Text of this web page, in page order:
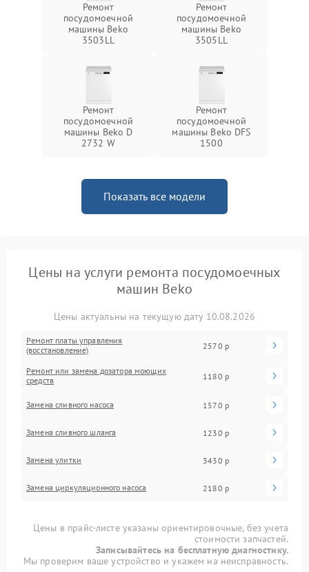
Ремонт
посудомоечной
машины Beko
3503LL
Ремонт
посудомоечной
машины Beko
3505LL
Ремонт
посудомоечной
машины Beko D
2732 W
Ремонт
посудомоечной
машины Beko DFS
1500
Показать все модели
Цены на услуги ремонта посудомоечных
машин Beko
Цены актуальны на текущую дату 10.08.2026
Ремонт платы управления
(восстановление)
2570 р
Ремонт или замена дозатора моющих
средств
1180 р
Замена сливного насоса 1570 р
Замена сливного шланга 1230 р
Замена улитки 3430 р
Замена циркуляционного насоса 2180 р
Цены в прайс-листе указаны ориентировочные, без учета
стоимости запчастей.
Записывайтесь на бесплатную диагностику.
Мы проверим ваше устройство и укажем на неисправность.